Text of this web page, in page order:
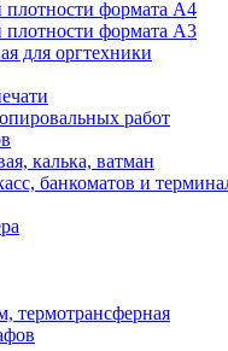
формата А4
формата А3
для оргтехники
работ
калька, ватман
банкоматов и
термотрансферная